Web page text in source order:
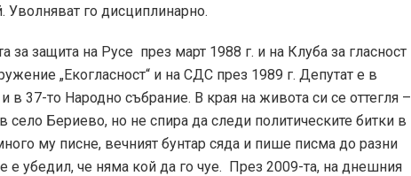
Уволняват го дисциплинарно.
за защита на Русе през март 1988 г. и на Клуба за гласност
„Екогласност“ и на СДС през 1989 г. Депутат е в
37-то Народно събрание. В края на живота си се оттегля –
Бериево, но не спира да следи политическите битки в
му писне, вечният бунтар сяда и пише писма до разни
е убедил, че няма кой да го чуе. През 2009-та, на днешния